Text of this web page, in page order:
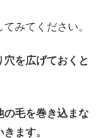
みてください。
穴を広げておくと
の毛を巻き込まな
ます。